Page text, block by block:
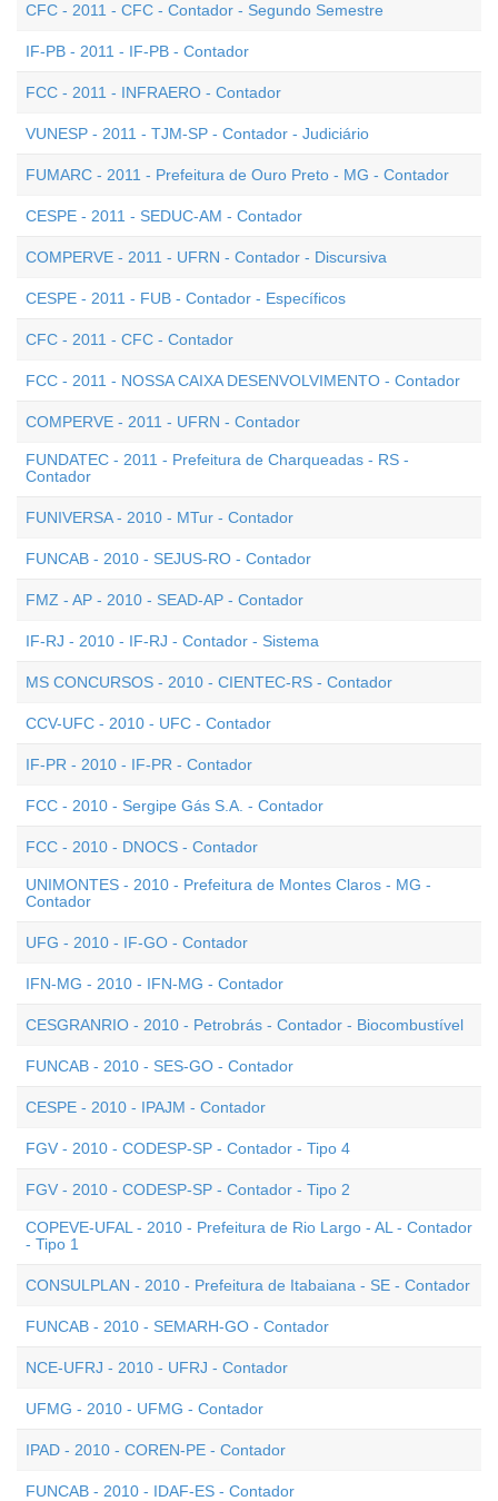
CFC - 2011 - CFC - Contador - Segundo Semestre
IF-PB - 2011 - IF-PB - Contador
FCC - 2011 - INFRAERO - Contador
VUNESP - 2011 - TJM-SP - Contador - Judiciário
FUMARC - 2011 - Prefeitura de Ouro Preto - MG - Contador
CESPE - 2011 - SEDUC-AM - Contador
COMPERVE - 2011 - UFRN - Contador - Discursiva
CESPE - 2011 - FUB - Contador - Específicos
CFC - 2011 - CFC - Contador
FCC - 2011 - NOSSA CAIXA DESENVOLVIMENTO - Contador
COMPERVE - 2011 - UFRN - Contador
FUNDATEC - 2011 - Prefeitura de Charqueadas - RS -
Contador
FUNIVERSA - 2010 - MTur - Contador
FUNCAB - 2010 - SEJUS-RO - Contador
FMZ - AP - 2010 - SEAD-AP - Contador
IF-RJ - 2010 - IF-RJ - Contador - Sistema
MS CONCURSOS - 2010 - CIENTEC-RS - Contador
CCV-UFC - 2010 - UFC - Contador
IF-PR - 2010 - IF-PR - Contador
FCC - 2010 - Sergipe Gás S.A. - Contador
FCC - 2010 - DNOCS - Contador
UNIMONTES - 2010 - Prefeitura de Montes Claros - MG -
Contador
UFG - 2010 - IF-GO - Contador
IFN-MG - 2010 - IFN-MG - Contador
CESGRANRIO - 2010 - Petrobrás - Contador - Biocombustível
FUNCAB - 2010 - SES-GO - Contador
CESPE - 2010 - IPAJM - Contador
FGV - 2010 - CODESP-SP - Contador - Tipo 4
FGV - 2010 - CODESP-SP - Contador - Tipo 2
COPEVE-UFAL - 2010 - Prefeitura de Rio Largo - AL - Contador
- Tipo 1
CONSULPLAN - 2010 - Prefeitura de Itabaiana - SE - Contador
FUNCAB - 2010 - SEMARH-GO - Contador
NCE-UFRJ - 2010 - UFRJ - Contador
UFMG - 2010 - UFMG - Contador
IPAD - 2010 - COREN-PE - Contador
FUNCAB - 2010 - IDAF-ES - Contador